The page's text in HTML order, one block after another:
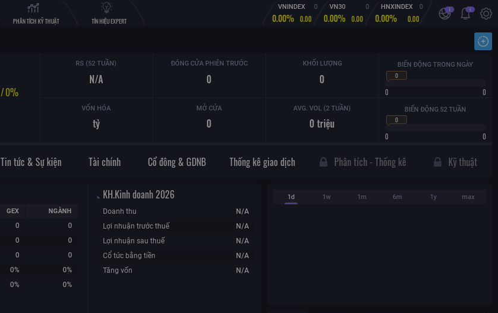
PHÂN TÍCH KỸ THUẬT TÍN HIỆU EXPERT
VNINDEX 0
0.00% 0.00
VN30 0
0.00% 0.00
HNXINDEX 0
0.00% 0.00
i i
/0%
RS (52 TUẦN)
N/A
ĐÓNG CỬA PHIÊN TRƯỚC
0
KHỐI LƯỢNG
0
BIẾN ĐỘNG TRONG NGÀY
0
0 0
VỐN HÓA
tỷ
MỞ CỬA
0
AVG. VOL (2 TUẦN)
0 triệu
BIẾN ĐỘNG 52 TUẦN
0
0
0
Tin tức & Sự kiện Tài chính Cổ đông & GDNB Thống kê giao dịch Phân tích - Thống kê Kỹ thuật
GEX NGÀNH
0
0
0
0
0
0
0%
0%
0% 0%
KH.Kinh doanh2026
Doanh thu
N/A
Lợi nhuận trước thuế
N/A
Lợi nhuận sau thuế
N/A
Cổ tức bằng tiền
N/A
Tăng vốn
N/A
1d 1w 1m 6m 1y max